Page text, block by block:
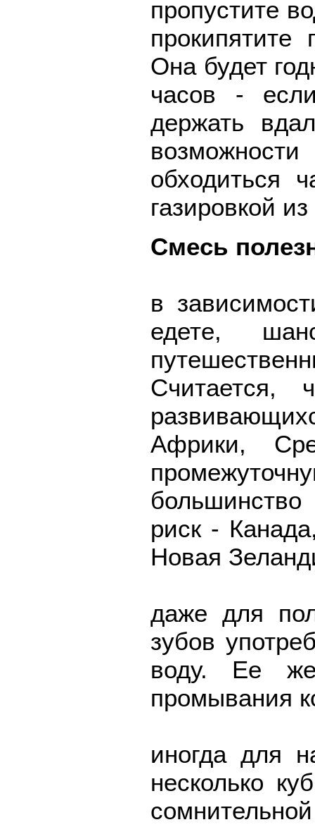
пропустите
Она будет
часов -
держать
обходиться
газировкой
Смесь
в
едете,
Африки,
риск -
Новая
даже для
зубов
воду. Ее же
промывания
иногда для
несколько